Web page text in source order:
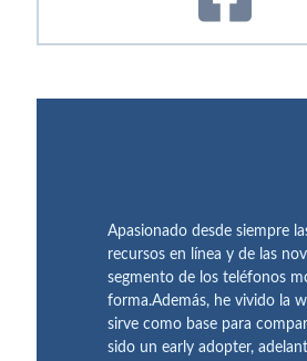
Apasionado desde siempre
recursos en línea y de las
segmento de los teléfonos
forma.Además, he vivido la
sirve como base para
sido un early adopter,